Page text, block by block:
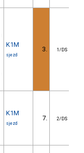
K1M
sjezd
3. 1/DS
K1M
sjezd
7. 2/DS